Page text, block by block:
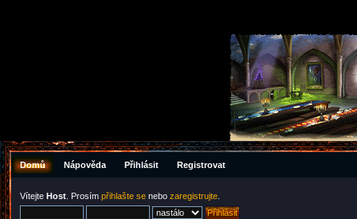
Domů Nápověda Přihlásit Registrovat
Vítejte Host . Prosím přihlašte se nebo zaregistrujte